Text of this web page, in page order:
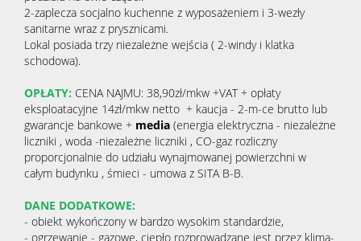
2-zaplecza socjalno kuchenne z wyposażeniem i 3-wezły
sanitarne wraz z prysznicami.
Lokal posiada trzy niezależne wejścia ( 2-windy i klatka
schodowa).
OPŁATY: CENA NAJMU: 38,90zł/mkw +VAT + opłaty
eksploatacyjne 14zł/mkw netto + kaucja - 2-m-ce brutto lub
gwarancje bankowe + media (energia elektryczna - niezależne
liczniki , woda -niezależne liczniki , CO-gaz rozliczny
proporcjonalnie do udziału wynajmowanej powierzchni w
całym budynku , śmieci - umowa z SITA B-B.
DANE DODATKOWE:
- obiekt wykończony w bardzo wysokim standardzie,
- ogrzewanie - gazowe, ciepło rozprowadzane jest przez klima-